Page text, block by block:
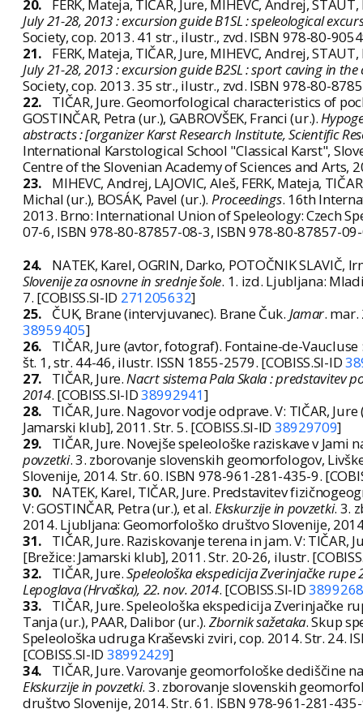
20.
FERK, Mateja, TIČAR, Jure, MIHEVC, Andrej,
July 21-28, 2013 : excursion guide B1SL : speleological
Society, cop. 2013. 41 str., ilustr., zvd. ISBN 978-80-
21.
FERK, Mateja, TIČAR, Jure, MIHEVC, Andrej,
July 21-28, 2013 : excursion guide B2SL : sport caving in
Society, cop. 2013. 35 str., ilustr., zvd. ISBN 978-80-
22.
TIČAR, Jure. Geomorfological characteristics of
GOSTINČAR, Petra (ur.), GABROVŠEK, Franci (ur.).
abstracts : [organizer Karst Research Institute, Scientific
International Karstological School "Classical Karst",
Centre of the Slovenian Academy of Sciences and Arts,
23.
MIHEVC, Andrej, LAJOVIC, Aleš, FERK, Mateja,
Michal (ur.), BOSÁK, Pavel (ur.). Proceedings. 16th
2013. Brno: International Union of Speleology: Czech
07-6, ISBN 978-80-87857-08-3, ISBN 978-80-87857-09-
24.
NATEK, Karel, OGRIN, Darko, POTOČNIK
Slovenije za osnovne in srednje šole. 1. izd. Ljubljana:
7. [COBISS.SI-ID 271205632]
25.
ČUK, Brane (intervjuvanec). Brane Čuk. Jamar. mar.
38959405]
26.
TIČAR, Jure (avtor, fotograf). Fontaine-de-
št. 1, str. 44-46, ilustr. ISSN 1855-2579. [COBISS.SI-ID
27.
TIČAR, Jure.Nacrt sistema Pala Skala : predstavitev
2014. [COBISS.SI-ID38992941]
28.
TIČAR, Jure. Nagovor vodje odprave. V: TIČAR,
Jamarski klub], 2011. Str. 5. [COBISS.SI-ID 38929709]
29.
TIČAR, Jure. Novejše speleološke raziskave v
povzetki. 3. zborovanje slovenskih geomorfologov,
Slovenije, 2014. Str. 60. ISBN 978-961-281-435-9.
30.
NATEK, Karel, TIČAR, Jure. Predstavitev
V: GOSTINČAR, Petra (ur.), et al. Ekskurzije in povzetki. 3.
2014. Ljubljana: Geomorfološko društvo Slovenije,
31.
TIČAR, Jure. Raziskovanje terena in jam. V: TIČAR,
[Brežice: Jamarski klub], 2011. Str. 20-26, ilustr.
32.
TIČAR, Jure.Speleološka ekspedicija Zverinjačke
Lepoglava (Hrvaška), 22. nov. 2014. [COBISS.SI-ID
33.
TIČAR, Jure. Speleološka ekspedicija Zverinjačke
Tanja (ur.), PAAR, Dalibor (ur.). Zbornik sažetaka. Skup
Speleološka udruga Kraševski zviri, cop. 2014. Str. 24.
[COBISS.SI-ID 38992429]
34.
TIČAR, Jure. Varovanje geomorfološke dediščine
Ekskurzije in povzetki. 3. zborovanje slovenskih
društvo Slovenije, 2014. Str. 61. ISBN 978-961-281-435-